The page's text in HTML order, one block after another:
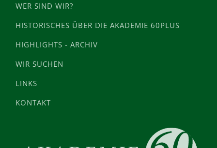
WER SIND WIR?
HISTORISCHES ÜBER DIE AKADEMIE 60PLUS
HIGHLIGHTS - ARCHIV
WIR SUCHEN
LINKS
KONTAKT